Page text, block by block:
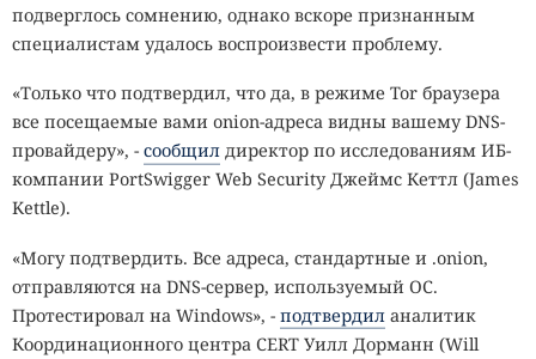
подверглось сомнению, однако вскоре признанным
специалистам удалось воспроизвести проблему.
«Только что подтвердил, что да, в режиме Tor браузера
все посещаемые вами onion-адреса видны вашему DNS-
провайдеру», - сообщил директор по исследованиям ИБ-
компании PortSwigger Web Security Джеймс Кеттл (James
Kettle).
«Могу подтвердить. Все адреса, стандартные и .onion,
отправляются на DNS-сервер, используемый ОС.
Протестировал на Windows», - подтвердил аналитик
Координационного центра CERT Уилл Дорманн (Will